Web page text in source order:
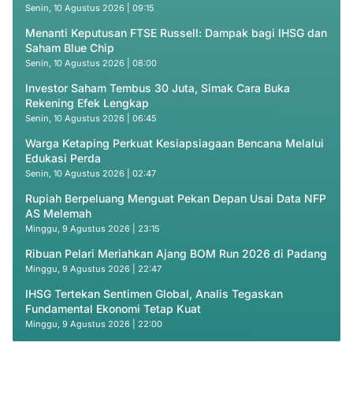
Senin, 10 Agustus 2026 | 09:15
Menanti Keputusan FTSE Russell: Dampak bagi IHSG dan
Saham Blue Chip
Senin, 10 Agustus 2026 | 08:00
Investor Saham Tembus 30 Juta, Simak Cara Buka
Rekening Efek Lengkap
Senin, 10 Agustus 2026 | 06:45
Warga Ketaping Perkuat Kesiapsiagaan Bencana Melalui
Edukasi Perda
Senin, 10 Agustus 2026 | 02:47
Rupiah Berpeluang Menguat Pekan Depan Usai Data NFP
AS Melemah
Minggu, 9 Agustus 2026 | 23:15
Ribuan Pelari Meriahkan Ajang BOM Run 2026 di Padang
Minggu, 9 Agustus 2026 | 22:47
IHSG Tertekan Sentimen Global, Analis Tegaskan
Fundamental Ekonomi Tetap Kuat
Minggu, 9 Agustus 2026 | 22:00